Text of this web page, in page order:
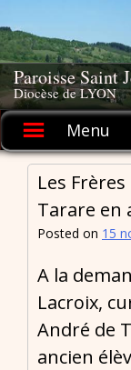
to
content
Paroisse Saint
Diocèse de LYON
Menu
Les
Tarare en
Posted on 15
A la
Lacroix,
André de
ancien